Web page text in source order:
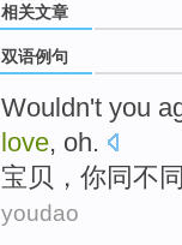
相关文章
双语例句
Wouldn't you
love, oh.
宝贝 ， 你同不
youdao